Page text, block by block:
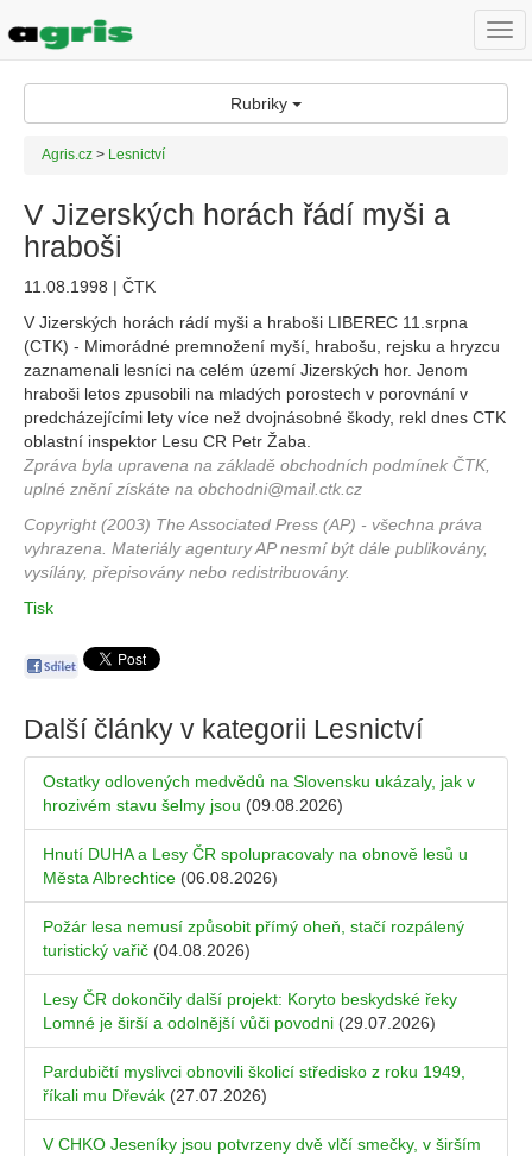
Rubriky
Agris.cz > Lesnictví
V Jizerských horách řádí myši a
hraboši
11.08.1998 | ČTK
V Jizerských horách rádí myši a hraboši LIBEREC 11.srpna
(CTK) - Mimorádné premnožení myší, hrabošu, rejsku a hryzcu
zaznamenali lesníci na celém území Jizerských hor. Jenom
hraboši letos zpusobili na mladých porostech v porovnání v
predcházejícími lety více než dvojnásobné škody, rekl dnes CTK
oblastní inspektor Lesu CR Petr Žaba.
Zpráva byla upravena na základě obchodních podmínek ČTK,
uplné znění získáte na obchodni@mail.ctk.cz
Copyright (2003) The Associated Press (AP) - všechna práva
vyhrazena. Materiály agentury AP nesmí být dále publikovány,
vysílány, přepisovány nebo redistribuovány.
Tisk
Další články v kategorii Lesnictví
Ostatky odlovených medvědů na Slovensku ukázaly, jak v
hrozivém stavu šelmy jsou (09.08.2026)
Hnutí DUHA a Lesy ČR spolupracovaly na obnově lesů u
Města Albrechtice (06.08.2026)
Požár lesa nemusí způsobit přímý oheň, stačí rozpálený
turistický vařič (04.08.2026)
Lesy ČR dokončily další projekt: Koryto beskydské řeky
Lomné je širší a odolnější vůči povodni (29.07.2026)
Pardubičtí myslivci obnovili školicí středisko z roku 1949,
říkali mu Dřevák (27.07.2026)
V CHKO Jeseníky jsou potvrzeny dvě vlčí smečky, v širším